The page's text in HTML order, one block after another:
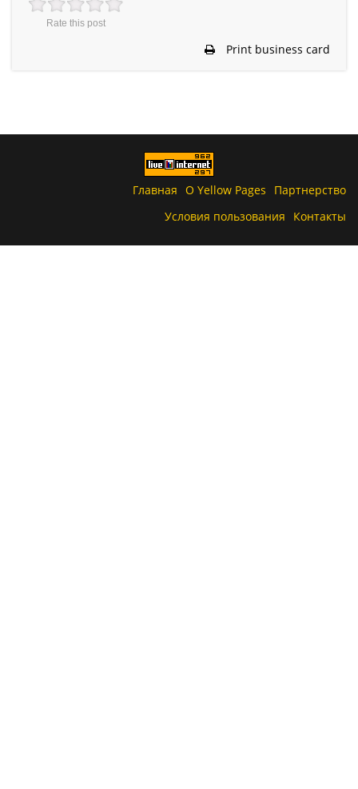
Rate this post
Print business card
Главная О Yellow Pages
Партнерство
Условия пользования
Контакты